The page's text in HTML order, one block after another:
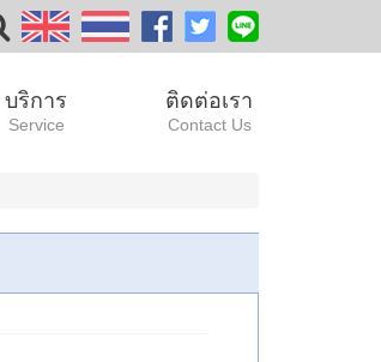
บริการ
Service
ติดต่อเรา
Contact Us